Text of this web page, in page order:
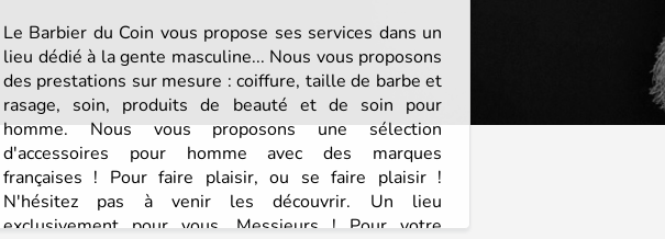
Le Barbier du Coin vous propose ses services dans un
lieu dédié à la gente masculine... Nous vous proposons
des prestations sur mesure : coiffure, taille de barbe et
rasage, soin, produits de beauté et de soin pour
homme. Nous vous proposons une sélection
d'accessoires pour homme avec des marques
françaises ! Pour faire plaisir, ou se faire plaisir !
N'hésitez pas à venir les découvrir. Un lieu
exclusivement pour vous, Messieurs ! Pour votre